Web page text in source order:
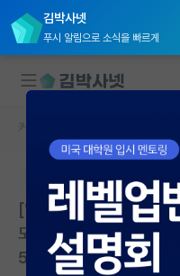
김박사넷
푸시 알림으로 소식을 빠르게
대학원생 모집
국내대학원 정보
연구실&오픈랩
커뮤니티
커뮤니티 홈
본문이 수정되지 않는 박제글입
[입시] 2026학년도 후
모집 안내 | 대구가톨릭
5.08. 17:00